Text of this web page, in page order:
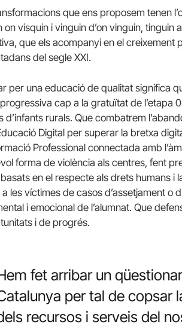
que ens proposem tenen
on visquin i vinguin d’on vinguin,
que els acompanyi en el creixement
del segle XXI.
per una educació de qualitat significa
cap a la gratuïtat de l’etapa
d’infants rurals. Que combatrem
Digital per superar la bretxa
Professional connectada amb
forma de violència als centres, fent
en el respecte als drets humans
les víctimes de casos d’assetjament o
i emocional de l’alumnat. Que
i de progrés.
fet arribar un
per tal de copsar
recursos i serveis del